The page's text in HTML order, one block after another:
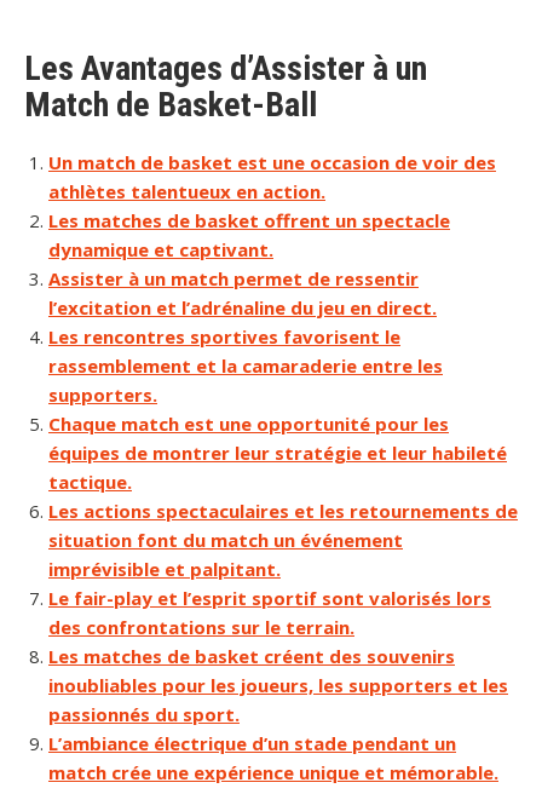
Les Avantages d’Assister à un
Match de Basket-Ball
Un match de basket est une occasion de voir des
athlètes talentueux en action.
Les matches de basket offrent un spectacle
dynamique et captivant.
Assister à un match permet de ressentir
l’excitation et l’adrénaline du jeu en direct.
Les rencontres sportives favorisent le
rassemblement et la camaraderie entre les
supporters.
Chaque match est une opportunité pour les
équipes de montrer leur stratégie et leur habileté
tactique.
Les actions spectaculaires et les retournements de
situation font du match un événement
imprévisible et palpitant.
Le fair-play et l’esprit sportif sont valorisés lors
des confrontations sur le terrain.
Les matches de basket créent des souvenirs
inoubliables pour les joueurs, les supporters et les
passionnés du sport.
L’ambiance électrique d’un stade pendant un
match crée une expérience unique et mémorable.